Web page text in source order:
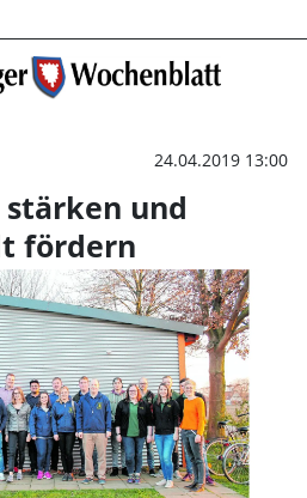
Gemeinschaft
24.04.2019 13:00
und
fördern